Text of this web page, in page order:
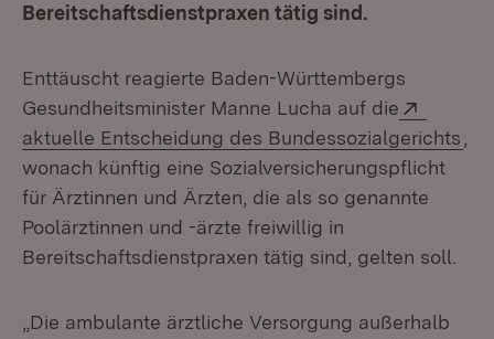
Bereitschaftsdienstpraxen tätig sind.
Enttäuscht reagierte Baden-Württembergs
Gesundheitsminister Manne Lucha auf die
aktuelle Entscheidung des Bundessozialgerichts
wonach künftig eine Sozialversicherungspflicht
für Ärztinnen und Ärzten, die als so genannte
Poolärztinnen und -ärzte freiwillig in
Bereitschaftsdienstpraxen tätig sind, gelten soll.
„Die ambulante ärztliche Versorgung außerhalb